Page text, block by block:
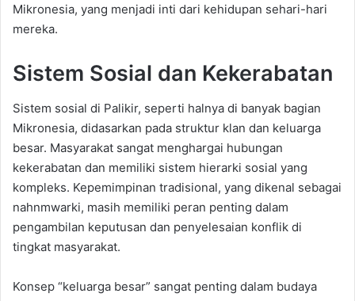
Mikronesia, yang menjadi inti dari kehidupan sehari-hari
mereka.
Sistem Sosial dan Kekerabatan
Sistem sosial di Palikir, seperti halnya di banyak bagian
Mikronesia, didasarkan pada struktur klan dan keluarga
besar. Masyarakat sangat menghargai hubungan
kekerabatan dan memiliki sistem hierarki sosial yang
kompleks. Kepemimpinan tradisional, yang dikenal sebagai
nahnmwarki, masih memiliki peran penting dalam
pengambilan keputusan dan penyelesaian konflik di
tingkat masyarakat.
Konsep “keluarga besar” sangat penting dalam budaya